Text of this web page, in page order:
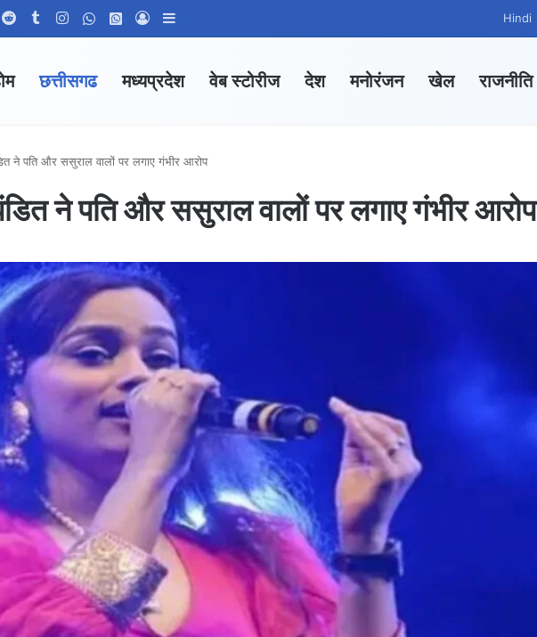
RedditTumblrInstagramWhatsApp Channel
WhatsApp Group
Log In Hindi
छत्तीसगढ मध्यप्रदेश वेब स्टोरीज देश मनोरंजन खेल राजनीति
ने पति और ससुराल वालों पर लगाए गंभीर आरोप
ने पति और ससुराल वालों पर लगाए गंभीर आरोप